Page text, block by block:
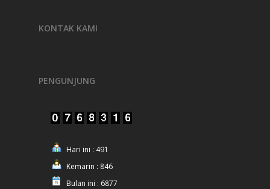
KONTAK KAMI
PENGUNJUNG
Hari ini : 491
Kemarin : 846
Bulan ini : 6877